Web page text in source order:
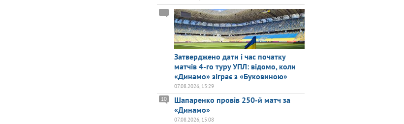
Затверджено дати і час початку
матчів 4-го туру УПЛ: відомо, коли
«Динамо» зіграє з «Буковиною»
07.08.2026, 15:29
Шапаренко провів 250-й матч за
«Динамо»
10
07.08.2026, 15:08